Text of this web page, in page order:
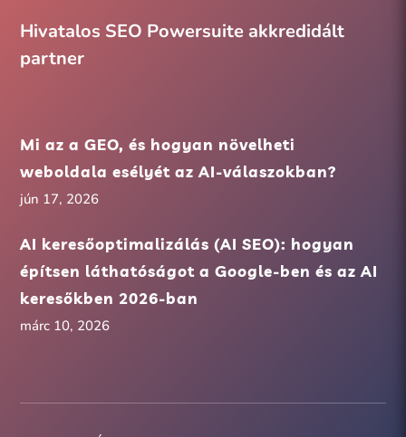
Hivatalos SEO Powersuite akkredidált
partner
Mi az a GEO, és hogyan növelheti
weboldala esélyét az AI-válaszokban?
jún 17, 2026
AI keresőoptimalizálás (AI SEO): hogyan
építsen láthatóságot a Google-ben és az AI
keresőkben 2026-ban
márc 10, 2026